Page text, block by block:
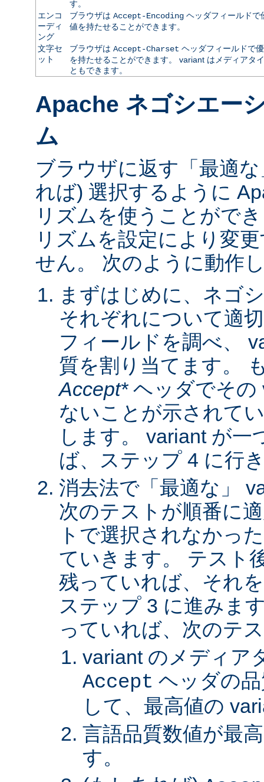
す。
エンコ
ーディ
ング
ブラウザは Accept-Encodingヘッダフィールドで
値を持たせることができます。
文字セ
ット
ブラウザは Accept-Charset ヘッダフィールドで
を持たせることができます。 variant はメディアタ
ともできます。
Apache ネゴシエー
ム
ブラウザに返す「最適
れば) 選択するように
リズムを使うことがで
リズムを設定により変
せん。 次のように動作
まずはじめに、ネゴ
それぞれについて適
フィールドを調べ、
質を割り当てます。
Accept*ヘッダでその
ないことが示されて
します。 variant が
ば、ステップ 4 に行
消去法で「最適な」
次のテストが順番に
トで選択されなかっ
ていきます。 テスト
残っていれば、それ
ステップ 3 に進みま
っていれば、次のテ
variant のメディア
Accept ヘッダの
して、最高値の
言語品質数値が最
す。